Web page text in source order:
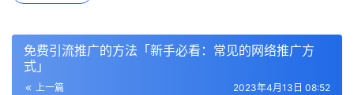
免费引流推广的方法「新手必看：常见的网络推广方
式」
上一篇 2023年4月13日 08:52